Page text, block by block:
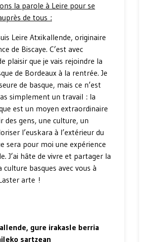
la parole à Leire pour se
de tous :
Leire Atxikallende, originaire
de Biscaye. C’est avec
plaisir que je vais rejoindre la
de Bordeaux à la rentrée. Je
de basque, mais ce n’est
simplement un travail : la
est un moyen extraordinaire
des gens, une culture, un
l’euskara à l’extérieur du
sera pour moi une expérience
J’ai hâte de vivre et partager la
culture basques avec vous à
arte !
gure irakasle berria
sartzean